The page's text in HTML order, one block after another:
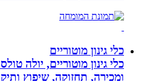
כלי גינון מוטוריים
כלי גינון מוטוריים, יולה טולס ,
ומכירה, תחזוקה, שיפוץ ותיקון